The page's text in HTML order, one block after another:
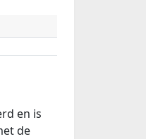
en is
de